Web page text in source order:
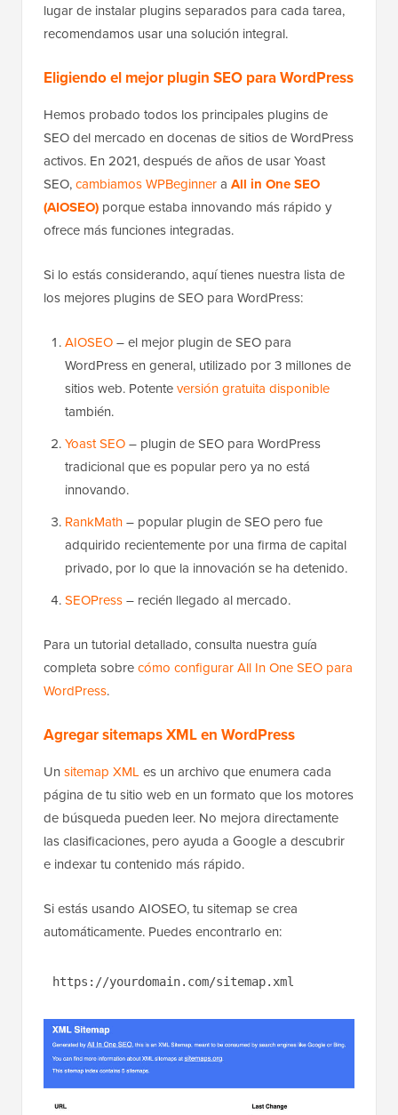
lugar de instalar plugins separados para cada tarea,
recomendamos usar una solución integral.
Eligiendo el mejor plugin SEO para WordPress
Hemos probado todos los principales plugins de
SEO del mercado en docenas de sitios de WordPress
activos. En 2021, después de años de usar Yoast
SEO,cambiamos WPBeginnera All in One SEO
(AIOSEO) porque estaba innovando más rápido y
ofrece más funciones integradas.
Si lo estás considerando, aquí tienes nuestra lista de
los mejores plugins de SEO para WordPress:
AIOSEO– el mejor plugin de SEO para
WordPress en general, utilizado por 3 millones de
sitios web. Potenteversión gratuita disponible
también.
Yoast SEO– plugin de SEO para WordPress
tradicional que es popular pero ya no está
innovando.
RankMath– popular plugin de SEO pero fue
adquirido recientemente por una firma de capital
privado, por lo que la innovación se ha detenido.
SEOPress– recién llegado al mercado.
Para un tutorial detallado, consulta nuestra guía
completa sobrecómo configurar All In One SEO para
WordPress.
Agregar sitemaps XML en WordPress
Un sitemap XML es un archivo que enumera cada
página de tu sitio web en un formato que los motores
de búsqueda pueden leer. No mejora directamente
las clasificaciones, pero ayuda a Google a descubrir
e indexar tu contenido más rápido.
Si estás usando AIOSEO, tu sitemap se crea
automáticamente. Puedes encontrarlo en:
https://yourdomain.com/sitemap.xml